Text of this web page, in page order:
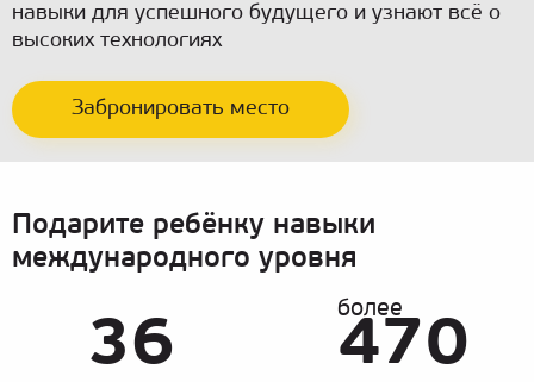
навыки для успешного будущего и узнают всё о
высоких технологиях
Забронировать место
Подарите ребёнку навыки
международного уровня
36 470
более